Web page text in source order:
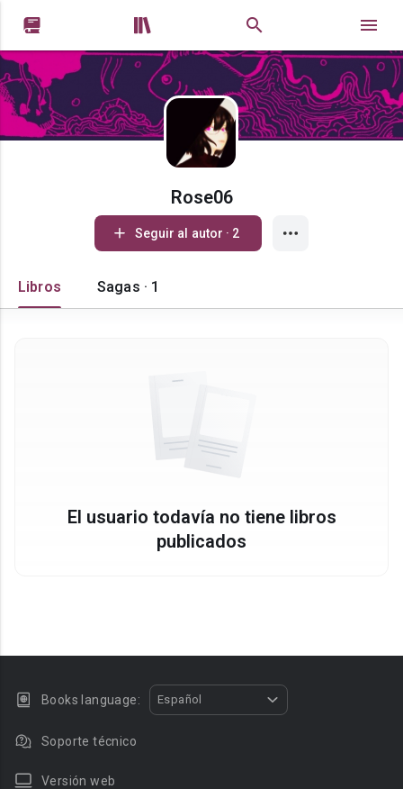
 
Rose06
Seguir al autor · 2
Libros Sagas · 1
El usuario todavía no tiene libros
publicados
Books language: Español
Soporte técnico
Versión web